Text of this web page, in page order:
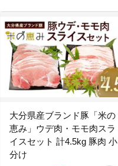
大分県産ブランド豚「米の
恵み」ウデ肉・モモ肉スラ
イスセット 計4.5kg 豚肉 小
分け